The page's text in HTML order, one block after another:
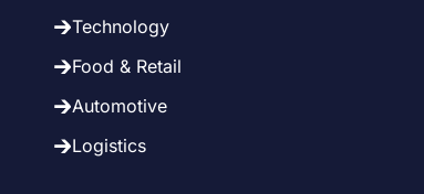
Technology
Food & Retail
Automotive
Logistics